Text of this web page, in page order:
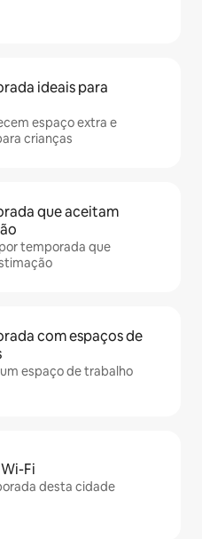
ideais para
espaço extra e
crianças
que aceitam
temporada que
com espaços de
espaço de trabalho
Fi
desta cidade